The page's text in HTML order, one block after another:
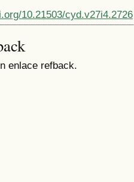
10.21503/cyd.v27i4.2726
enlace refback.